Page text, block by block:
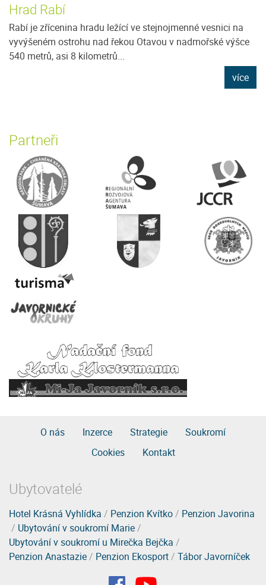
Hrad Rabí
Rabí je zřícenina hradu ležící ve stejnojmenné vesnici na
vyvýšeném ostrohu nad řekou Otavou v nadmořské výšce
540 metrů, asi 8 kilometrů...
více
Partneři
O nás Inzerce Strategie
Soukromí
Cookies
Kontakt
Ubytovatelé
Hotel Krásná Vyhlídka / Penzion Kvítko/ Penzion Javorina
/ Ubytování v soukromí Marie/
Ubytování v soukromí u Mirečka Bejčka /
Penzion Anastazie/ Penzion Ekosport/ Tábor Javorníček